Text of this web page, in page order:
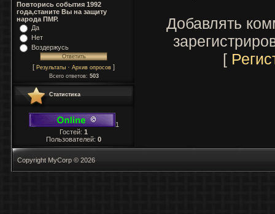
Повторись события 1992
года,станите Вы на защиту
народа ПМР.
Да
Нет
Воздержусь
[ Результаты · Архив опросов ]
Всего ответов: 503
Статистика
1
Гостей: 1
Пользователей: 0
Добавлять
[
Copyright MyCorp © 2026